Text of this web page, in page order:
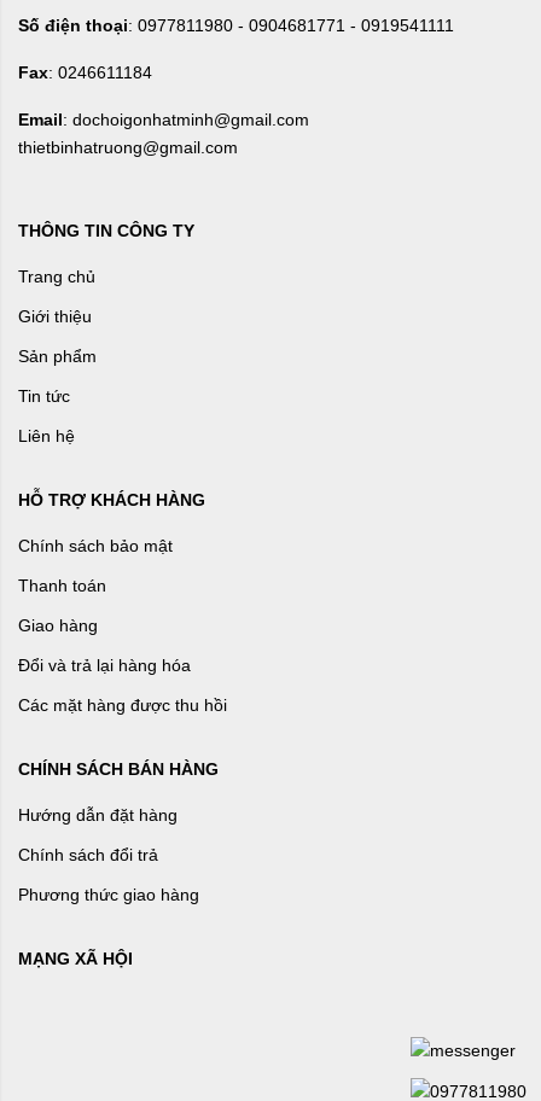
Số điện thoại: 0977811980 - 0904681771 - 0919541111
Fax: 0246611184
Email: dochoigonhatminh@gmail.com
thietbinhatruong@gmail.com
THÔNG TIN CÔNG TY
Trang chủ
Giới thiệu
Sản phẩm
Tin tức
Liên hệ
HỖ TRỢ KHÁCH HÀNG
Chính sách bảo mật
Thanh toán
Giao hàng
Đổi và trả lại hàng hóa
Các mặt hàng được thu hồi
CHÍNH SÁCH BÁN HÀNG
Hướng dẫn đặt hàng
Chính sách đổi trả
Phương thức giao hàng
MẠNG XÃ HỘI